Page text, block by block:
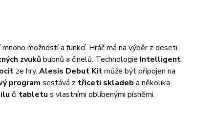
možností a funkcí. Hráč má na výběr z deseti
zvukůbubnů a činelů. Technologie Intelligent
ze hry. Alesis Debut Kitmůže být připojen na
program sestává z třiceti skladeb a několika
či tabletu s vlastními oblíbenými písněmi.